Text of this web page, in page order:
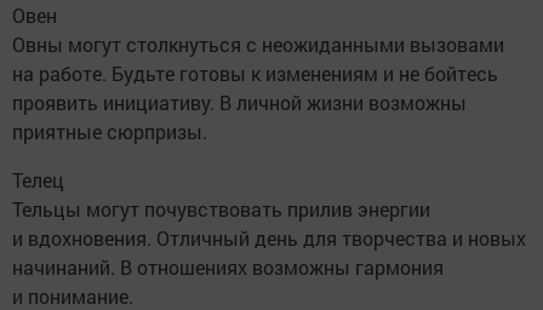
Овен
Овны могут столкнуться с неожиданными вызовами
на работе. Будьте готовы к изменениям и не бойтесь
проявить инициативу. В личной жизни возможны
приятные сюрпризы.
Телец
Тельцы могут почувствовать прилив энергии
и вдохновения. Отличный день для творчества и новых
начинаний. В отношениях возможны гармония
и понимание.